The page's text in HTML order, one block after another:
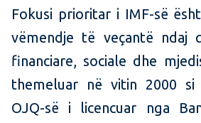
Fokusi prioritar i IMF-së
vëmendje të veçantë ndaj
financiare, sociale dhe
themeluar në vitin 2000
OJQ-së i licencuar nga